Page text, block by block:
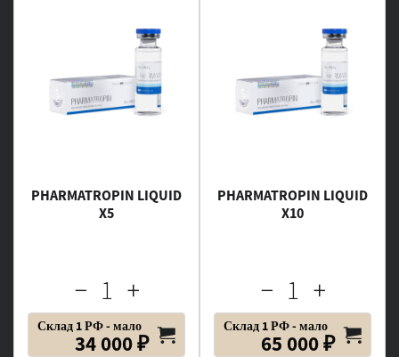
PHARMATROPIN LIQUID
X5
Склад 1 РФ - мало
34 000 ₽
PHARMATROPIN LIQUID
X10
Склад 1 РФ - мало
65 000 ₽